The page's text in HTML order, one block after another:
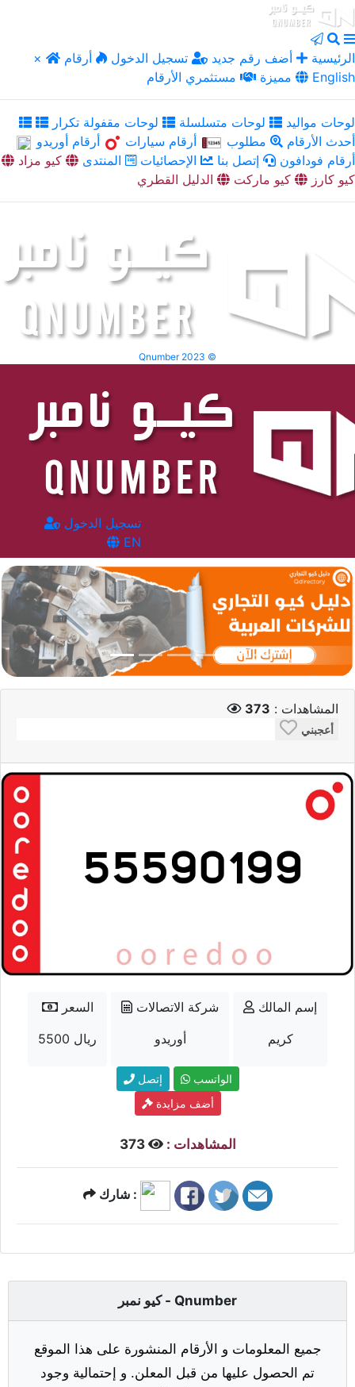
× الرئيسية أضف رقم جديد تسجيل الدخول
أرقام
مميزة
مستثمري الأرقام English
لوحات مواليد لوحات متسلسلة
لوحات مقفولة تكرار
أحدث الأرقام
مطلوب أرقام سيارات
أرقام أوريدو
أرقام فودافون
إتصل بنا الإحصائيات المنتدى
كيو مزاد
كيو كارز
كيو ماركت الدليل القطري
Qnumber 2023 ©
تسجيل الدخول
EN
المشاهدات : 373
أعجبني
السعر
5500 ريال
شركة الاتصالات
أوريدو
إسم المالك
كريم
إتصل
الواتسب
أضف مزايدة
المشاهدات : 373
شارك :
كيو نمبر - Qnumber
جميع المعلومات و الأرقام المنشورة على هذا الموقع
تم الحصول عليها من قبل المعلن. و إحتمالية وجود